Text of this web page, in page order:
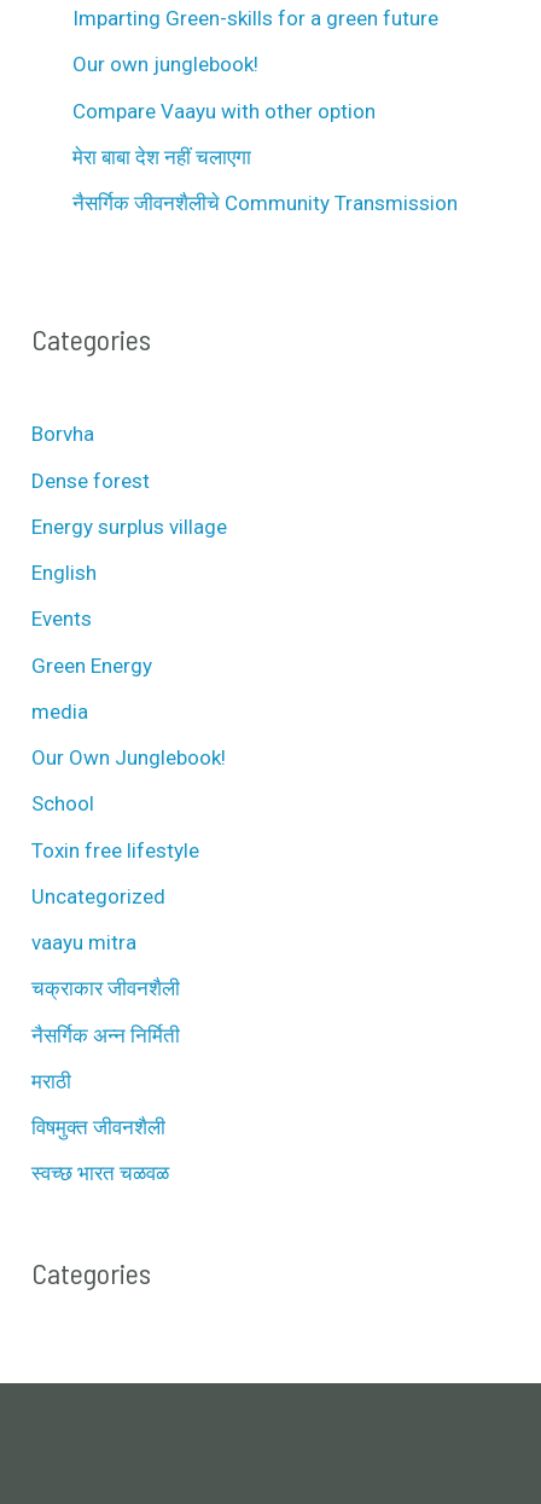
Imparting Green-skills for a green future
Our own junglebook!
Compare Vaayu with other option
मेरा बाबा देश नहीं चलाएगा
नैसर्गिक जीवनशैलीचे Community Transmission
Categories
Borvha
Dense forest
Energy surplus village
English
Events
Green Energy
media
Our Own Junglebook!
School
Toxin free lifestyle
Uncategorized
vaayu mitra
चक्राकार जीवनशैली
नैसर्गिक अन्न निर्मिती
मराठी
विषमुक्त जीवनशैली
स्वच्छ भारत चळवळ
Categories